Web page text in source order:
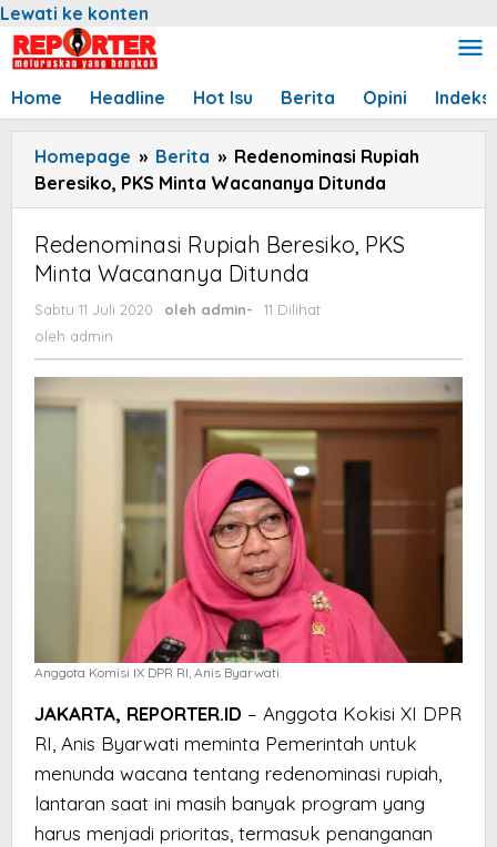
Lewati ke konten
Home Headline Hot Isu Berita Opini Indeks
Homepage » Berita » Redenominasi Rupiah
Beresiko, PKS Minta Wacananya Ditunda
Redenominasi Rupiah Beresiko, PKS
Minta Wacananya Ditunda
Sabtu 11 Juli 2020 oleh admin-
11 Dilihat
oleh admin
Anggota Komisi IX DPR RI, Anis Byarwati.
JAKARTA, REPORTER.ID – Anggota Kokisi XI DPR
RI, Anis Byarwati meminta Pemerintah untuk
menunda wacana tentang redenominasi rupiah,
lantaran saat ini masih banyak program yang
harus menjadi prioritas, termasuk penanganan